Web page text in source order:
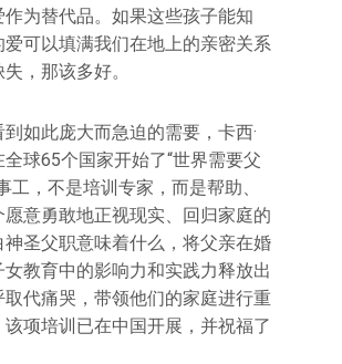
为替代品。如果这些孩子能知
爱可以填满我们在地上的亲密关系
，那该多好。
如此庞大而急迫的需要，卡西·
球65个国家开始了“世界需要父
工，不是培训专家，而是帮助、
意勇敢地正视现实、回归家庭的
神圣父职意味着什么，将父亲在婚
教育中的影响力和实践力释放出
代痛哭，带领他们的家庭进行重
项培训已在中国开展，并祝福了